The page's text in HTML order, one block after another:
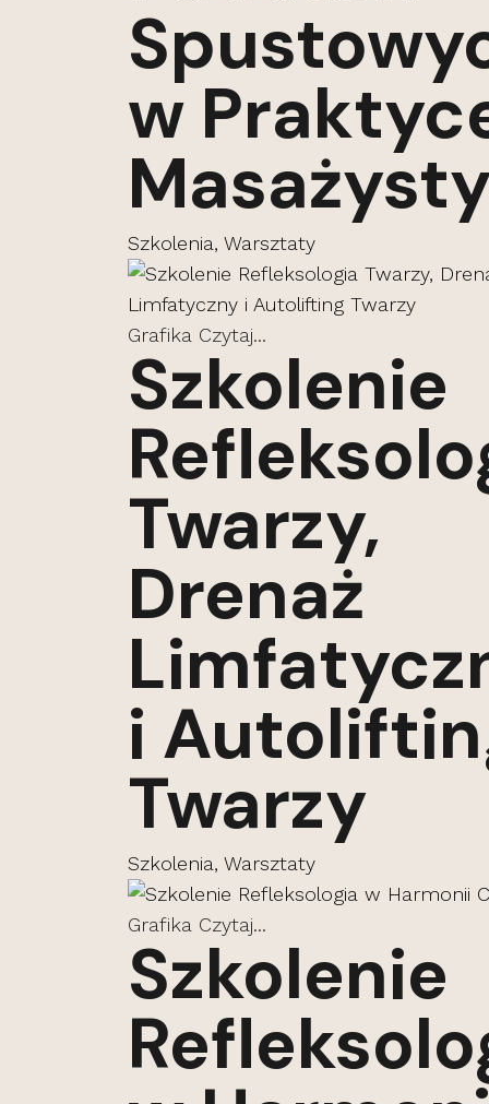
w
Szkolenia, Warsztaty
Grafika Czytaj...
Szkolenie
Twarzy,
Drenaż
i
Twarzy
Szkolenia, Warsztaty
Grafika Czytaj...
Szkolenie